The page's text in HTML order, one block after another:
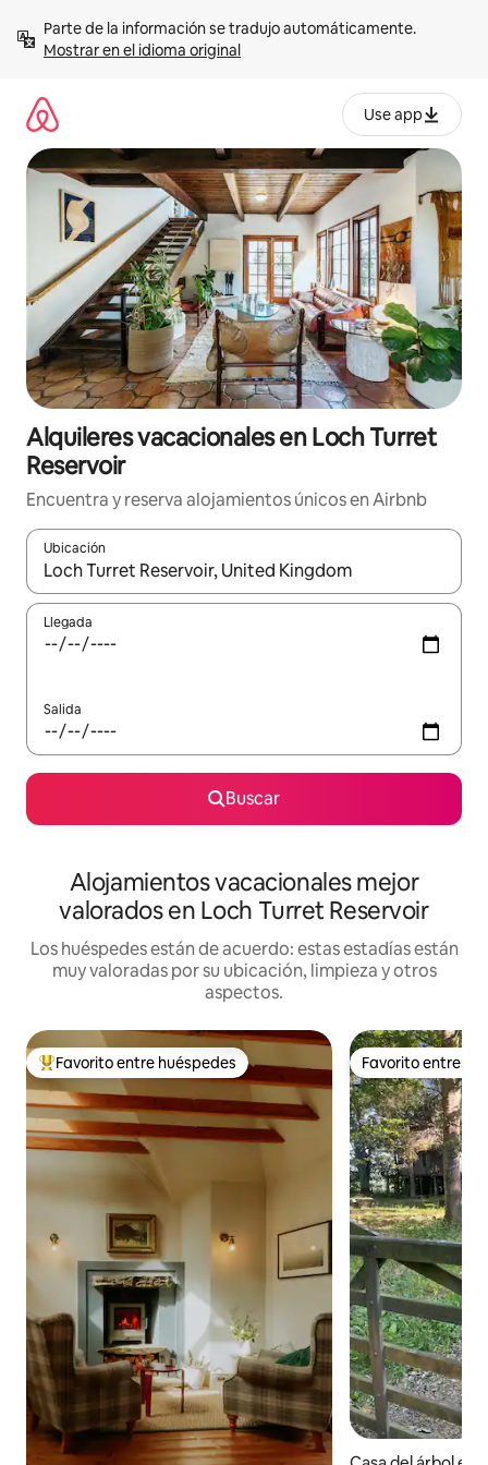
contenidoMostrar en el idioma original
Use app
Alquileres vacacionales en Loch Turret
Reservoir
Encuentra y reserva alojamientos únicos en Airbnb
Ubicación
Cuando los resultados estén disponibles, navega con las
Llegada
Salida
Buscar
Alojamientos vacacionales mejor
valorados en Loch Turret Reservoir
Los huéspedes están de acuerdo: estas estadías están
muy valoradas por su ubicación, limpieza y otros
aspectos.
Favorito entre huéspedes preferido
Favorito entre huéspedes Favorito entre
Favorito entre